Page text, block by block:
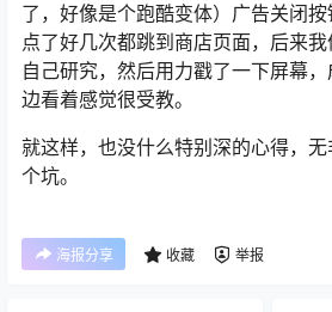
了，好像是个跑酷变体）广告关闭
点了好几次都跳到商店页面，后来
自己研究，然后用力戳了一下屏幕
边看着感觉很受教。
就这样，也没什么特别深的心得，
个坑。
海报分享 收藏 举报